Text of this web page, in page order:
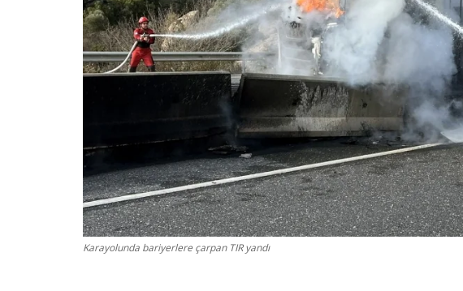
Karayolunda bariyerlere çarpan TIR yandı